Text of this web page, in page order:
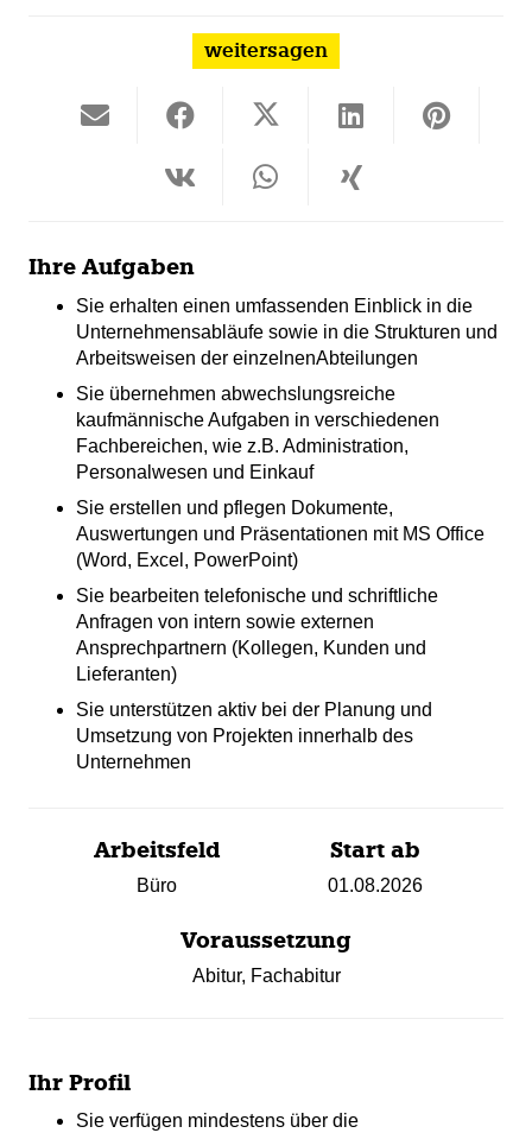
weitersagen
Ihre Aufgaben
Sie erhalten einen umfassenden Einblick in die
Unternehmensabläufe sowie in die Strukturen und
Arbeitsweisen der einzelnenAbteilungen
Sie übernehmen abwechslungsreiche
kaufmännische Aufgaben in verschiedenen
Fachbereichen, wie z.B. Administration,
Personalwesen und Einkauf
Sie erstellen und pflegen Dokumente,
Auswertungen und Präsentationen mit MS Office
(Word, Excel, PowerPoint)
Sie bearbeiten telefonische und schriftliche
Anfragen von intern sowie externen
Ansprechpartnern (Kollegen, Kunden und
Lieferanten)
Sie unterstützen aktiv bei der Planung und
Umsetzung von Projekten innerhalb des
Unternehmen
Arbeitsfeld
Büro
Start ab
01.08.2026
Voraussetzung
Abitur, Fachabitur
Ihr Profil
Sie verfügen mindestens über die